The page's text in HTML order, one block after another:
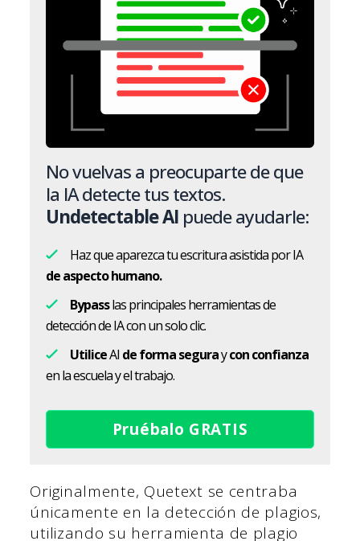
No vuelvas a preocuparte de que
la IA detecte tus textos.
Undetectable AI puede ayudarle:
Haz que aparezca tu escritura asistida por IA
de aspecto humano.
Bypasslas principales herramientas de
detección de IA con un solo clic.
UtiliceAI de forma seguraycon confianza
en la escuela y el trabajo.
Pruébalo GRATIS
Originalmente, Quetext se centraba
únicamente en la detección de plagios,
utilizando su herramienta de plagio